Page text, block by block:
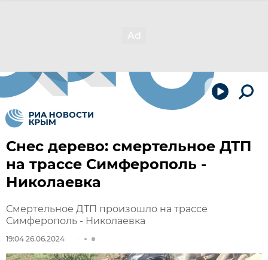
Снес дерево: смертельное ДТП
на трассе Симферополь -
Николаевка
Смертельное ДТП произошло на трассе
Симферополь - Николаевка
19:04 26.06.2024